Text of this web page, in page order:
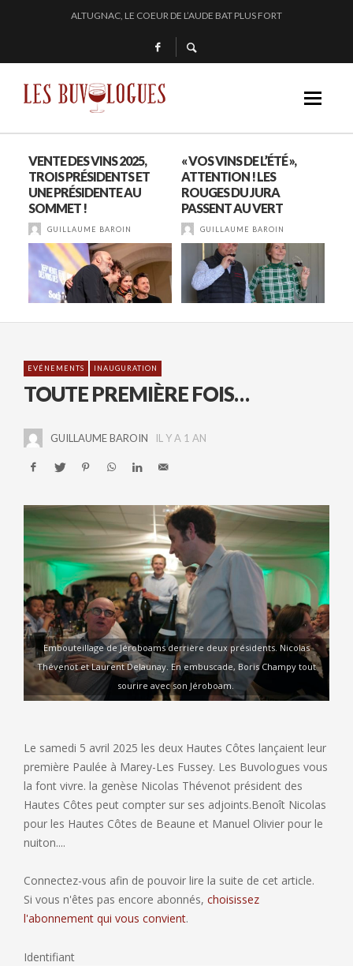
ALTUGNAC, LE COEUR DE L’AUDE BAT PLUS FORT
EN 2024, JULIE PITOISET DESSINE LE TRIANGLE DES MOULIN À VENT
VENTE DES VINS 2025,
TROIS PRÉSIDENTS ET
UNE PRÉSIDENTE AU
SOMMET !
GUILLAUME BAROIN
« VOS VINS DE L’ÉTÉ »,
ATTENTION ! LES
ROUGES DU JURA
PASSENT AU VERT
GUILLAUME BAROIN
EVÉNEMENTS INAUGURATION
TOUTE PREMIÈRE FOIS…
GUILLAUME BAROIN IL Y A 1 AN
Embouteillage de Jéroboams derrière deux présidents. Nicolas
Thévenot et Laurent Delaunay. En embuscade, Boris Champy tout
sourire avec son Jéroboam.
Le samedi 5 avril 2025 les deux Hautes Côtes lançaient leur
première Paulée à Marey-Les Fussey. Les Buvologues vous
la font vivre. la genèse Nicolas Thévenot président des
Hautes Côtes peut compter sur ses adjoints.Benoît Nicolas
pour les Hautes Côtes de Beaune et Manuel Olivier pour le
nuiton....
Connectez-vous afin de pouvoir lire la suite de cet article.
Si vous n'êtes pas encore abonnés, choisissez
l'abonnement qui vous convient.
Identifiant